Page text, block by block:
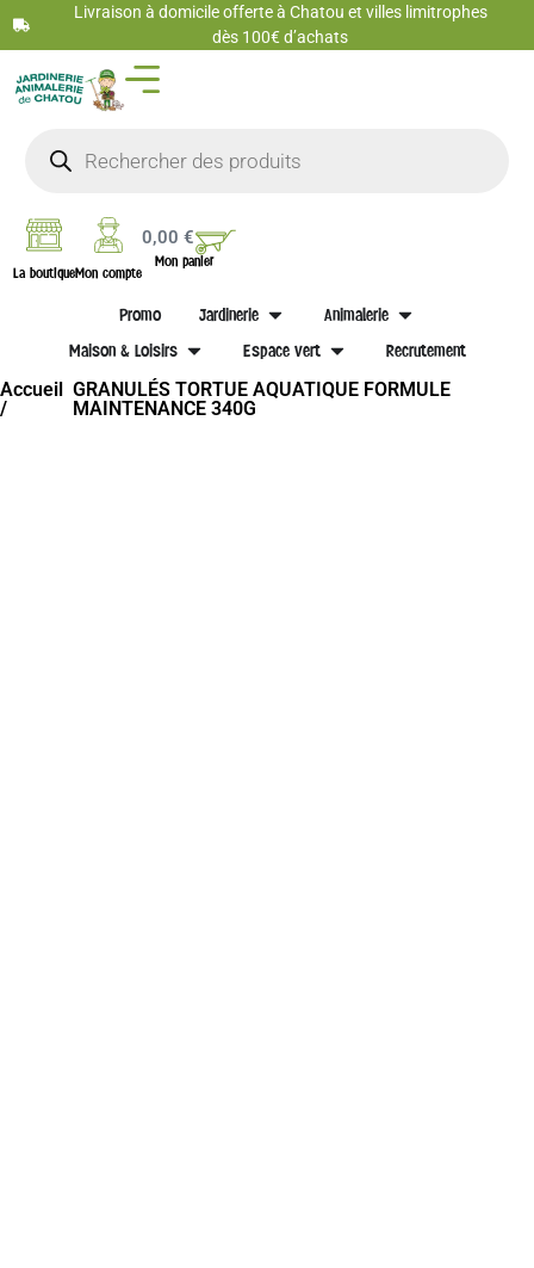
Livraison à domicile offerte à Chatou et villes limitrophes
dès 100€ d’achats
La boutiqueMon compte
0,00€
Mon panier
Promo Jardinerie
Animalerie
Maison & Loisirs
Espace vert Recrutement
Accueil
/
GRANULÉS TORTUE AQUATIQUE FORMULE
MAINTENANCE 340G